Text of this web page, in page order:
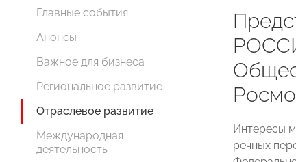
Главные события
Анонсы
Важное для бизнеса
Региональное развитие
Отраслевое развитие
Международная
деятельность
Интересы
речных